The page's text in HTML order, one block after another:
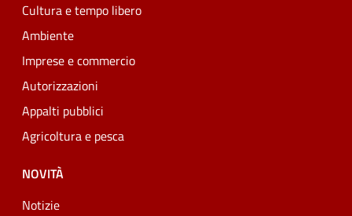
Cultura e tempo libero
Ambiente
Imprese e commercio
Autorizzazioni
Appalti pubblici
Agricoltura e pesca
NOVITÀ
Notizie